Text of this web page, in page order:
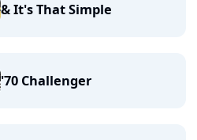
& It's That Simple
'70 Challenger